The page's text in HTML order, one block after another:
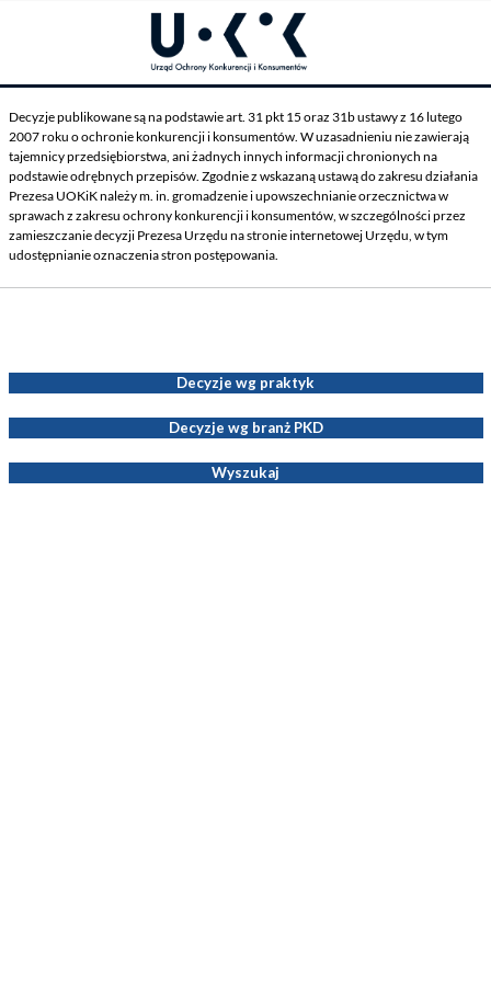
Decyzje publikowane są na podstawie art. 31 pkt 15 oraz 31b ustawy z 16 lutego
2007 roku o ochronie konkurencji i konsumentów. W uzasadnieniu nie zawierają
tajemnicy przedsiębiorstwa, ani żadnych innych informacji chronionych na
podstawie odrębnych przepisów. Zgodnie z wskazaną ustawą do zakresu działania
Prezesa UOKiK należy m. in. gromadzenie i upowszechnianie orzecznictwa w
sprawach z zakresu ochrony konkurencji i konsumentów, w szczególności przez
zamieszczanie decyzji Prezesa Urzędu na stronie internetowej Urzędu, w tym
udostępnianie oznaczenia stron postępowania.
Decyzje wg praktyk
Decyzje wg branż PKD
Wyszukaj